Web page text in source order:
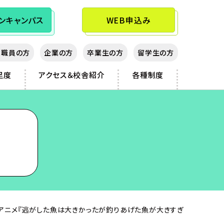
キャンパス WEB申込み
員の方 企業の方 卒業生の方 留学生の方
度 アクセス＆校舎紹介 各種制度
メ『逃がした魚は大きかったが釣りあげた魚が大きすぎ